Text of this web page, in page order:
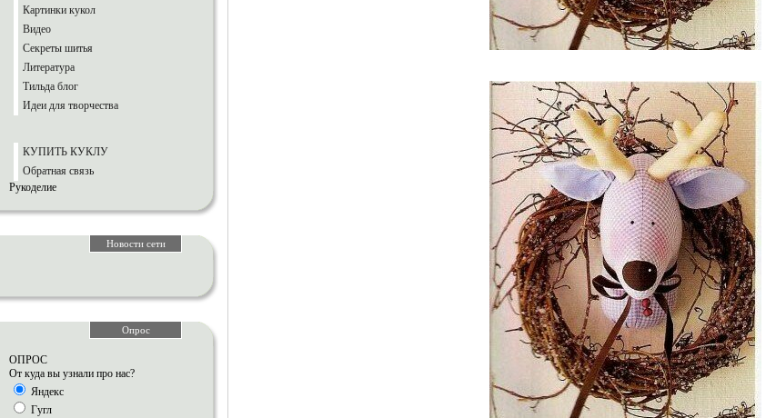
Картинки кукол
Видео
Секреты шитья
Литература
Тильда блог
Идеи для творчества
КУПИТЬ КУКЛУ
Обратная связь
Рукоделие
Новости сети
Опрос
ОПРОС
От куда вы узнали про нас?
Яндекс
Гугл